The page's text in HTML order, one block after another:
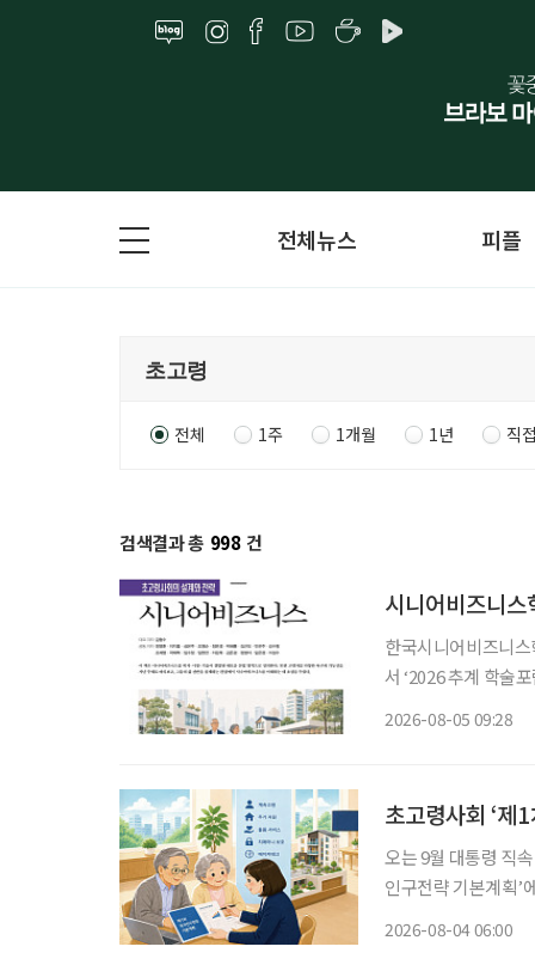
전체뉴스 피플
전체 1주 1개월 1년 직
검색결과 총 998 건
시니어비즈니
한국시니어비즈니
서 ‘2026 추계 학술
2026-08-05 09:28
초고령사회 ‘제
오는 9월 대통령 직
인구전략 기본계획’에 관심이 모이고 있다.
2026-08-04 06:00